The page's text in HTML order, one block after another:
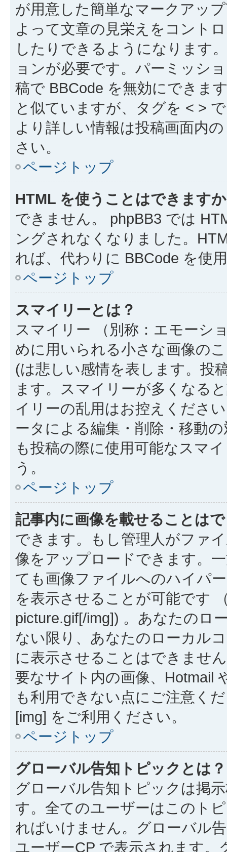
が用意した簡単なマークアッ
よって文章の見栄えをコント
したりできるようになります
ョンが必要です。パーミッシ
稿で BBCode を無効にできま
と似ていますが、タグを < >
より詳しい情報は投稿画面内
さい。
ページトップ
HTML を使うことはできます
できません。 phpBB3 では
ングされなくなりました。
れば、代わりに BBCode を使
ページトップ
スマイリーとは？
スマイリー （別称：エモーシ
めに用いられる小さな画像の
(は悲しい感情を表します。投
ます。スマイリーが多くなる
イリーの乱用はお控えくださ
ータによる編集・削除・移動
も投稿の際に使用可能なスマ
う。
ページトップ
記事内に画像を載せることは
できます。もし管理人がファ
像をアップロードできます。
ても画像ファイルへのハイパ
を表示させることが可能です
picture.gif[/img]) 。あなたのロ
ない限り、あなたのローカル
に表示させることはできませ
要なサイト内の画像、Hotmail
も利用できない点にご注意く
[img] をご利用ください。
ページトップ
グローバル告知トピックとは？
グローバル告知トピックは掲
す。全てのユーザーはこのト
ればいけません。グローバル
ユーザーCP で表示されます